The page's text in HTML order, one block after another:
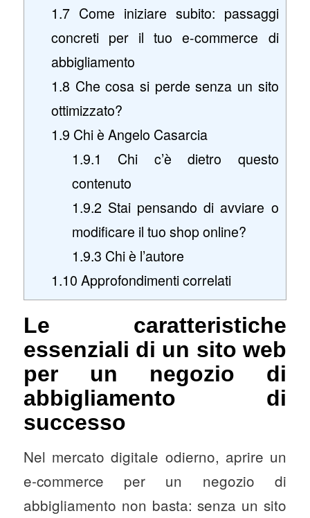
1.7 Come iniziare subito: passaggi
concreti per il tuo e-commerce di
abbigliamento
1.8 Che cosa si perde senza un sito
ottimizzato?
1.9 Chi è Angelo Casarcia
1.9.1
Chi c’è dietro questo
contenuto
1.9.2 Stai pensando di avviare o
modificare il tuo shop online?
1.9.3 Chi è l’autore
1.10 Approfondimenti correlati
Le caratteristiche
essenziali di un sito web
per un negozio di
abbigliamento di
successo
Nel mercato digitale odierno, aprire un
e-commerce per un negozio di
abbigliamento non basta: senza un sito